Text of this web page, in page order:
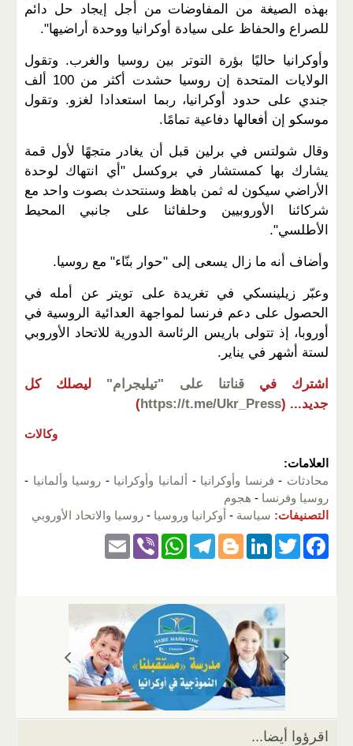
بهذه الصيغة من المفاوضات من أجل إيجاد حل دائم
للصراع والحفاظ على سيادة أوكرانيا ووحدة أراضيها".
وأوكرانيا حاليًا بؤرة التوتر بين روسيا والغرب. وتقول
الولايات المتحدة إن روسيا حشدت أكثر من 100 ألف
جندي على حدود أوكرانيا، ربما استعدادا لغزو. وتقول
موسكو إن أفعالها دفاعية تمامًا.
وقال شولتس في برلين قبل أن يغادر متجهًا لأول قمة
يشارك بها كمستشار في بروكسل "أي انتهاك لوحدة
الأراضي سيكون له ثمن باهظ وسنتحدث بصوت واحد مع
شركائنا الأوروبيين وحلفائنا على جانبي المحيط
الأطلسي".
وأضاف أنه ما زال يسعى إلى "حوار بنّاء" مع روسيا.
وعبّر زيلينسكي في تغريدة على تويتر عن أمله في
الحصول على دعم فرنسا لمواجهة العدائية الروسية في
أوروبا، إذ تتولى باريس الرئاسة الدورية للاتحاد الأوروبي
لستة أشهر في يناير.
اشترك في قناتنا على "تيليجرام"
ليصلك كل
جديد... (
https://t.me/Ukr_Press
)
وكالات
العلامات:
محادثات - فرنسا وأوكرانيا - ألمانيا وأوكرانيا - روسيا وألمانيا -
روسيا وفرنسا - هجوم
التصنيفات: سياسة - أوكرانيا وروسيا - روسيا والاتحاد الأوروبي
F
k
T
er
Li
e
dI
n
Bl
g
er
T
gr
a
m
W
s
A
p
p
Vi
اقرؤوا أيضا...